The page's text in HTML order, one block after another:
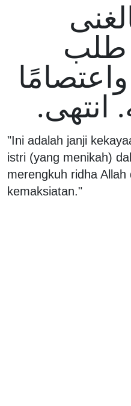
طلب
انتهى.
"Ini adalah janji
istri (yang menikah)
merengkuh ridha Allah
kemaksiatan."